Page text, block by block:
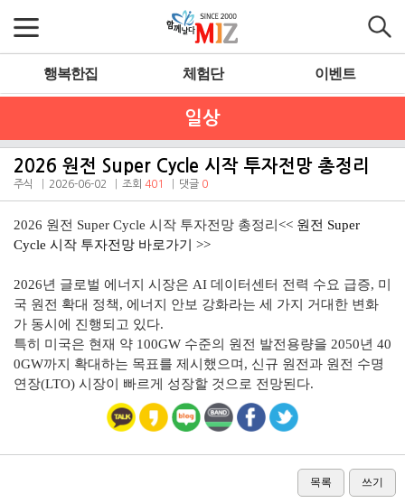
행복한집 체험단 이벤트
일상
2026 원전 Super Cycle 시작 투자전망 총정리
주식 2026-06-02 조회 401 댓글 0
2026 원전 Super Cycle 시작 투자전망 총정리 << 원전 Super
Cycle 시작 투자전망 바로가기 >>
2026년 글로벌 에너지 시장은 AI 데이터센터 전력 수요 급증, 미
국 원전 확대 정책, 에너지 안보 강화라는 세 가지 거대한 변화
가 동시에 진행되고 있다.
특히 미국은 현재 약 100GW 수준의 원전 발전용량을 2050년 40
0GW까지 확대하는 목표를 제시했으며, 신규 원전과 원전 수명
연장(LTO) 시장이 빠르게 성장할 것으로 전망된다.
목록 쓰기